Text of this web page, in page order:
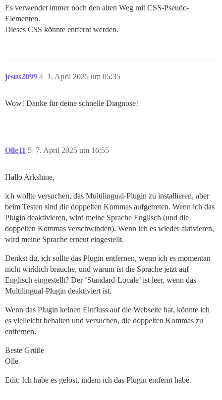
Es verwendet immer noch den alten Weg mit CSS-Pseudo-
Elementen.
Dieses CSS könnte entfernt werden.
jesus2099 1. April 2025 um 05:35
4
Wow! Danke für deine schnelle Diagnose!
Olle11 7. April 2025 um 16:55
5
Hallo Arkshine,
ich wollte versuchen, das Multilingual-Plugin zu installieren, aber
beim Testen sind die doppelten Kommas aufgetreten. Wenn ich das
Plugin deaktivieren, wird meine Sprache Englisch (und die
doppelten Kommas verschwinden). Wenn ich es wieder aktivieren,
wird meine Sprache erneut eingestellt.
Denkst du, ich sollte das Plugin entfernen, wenn ich es momentan
nicht wirklich brauche, und warum ist die Sprache jetzt auf
Englisch eingestellt? Der ‘Standard-Locale’ ist leer, wenn das
Multilingual-Plugin deaktiviert ist.
Wenn das Plugin keinen Einfluss auf die Webseite hat, könnte ich
es vielleicht behalten und versuchen, die doppelten Kommas zu
entfernen.
Beste Grüße
Olle
Edit: Ich habe es gelöst, indem ich das Plugin entfernt habe.